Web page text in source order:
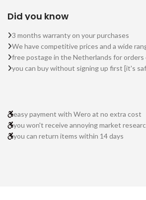
Did you know
3 months warranty on your purchases
We have competitive prices and a wide
free postage in the Netherlands for orders
you can buy without signing up first [it's
easy payment with Wero at no extra cost
you won't receive annoying market
you can return items within 14 days